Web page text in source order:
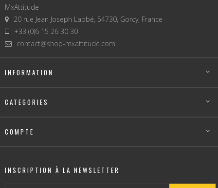
MxAttitude
20 rue Jean Joseph Labbé, 54730, Gorcy, France
+33 (0)6 15 26 30 30
contact@shop-mxattitude.com
INFORMATION 
CATEGORIES 
COMPTE 
INSCRIPTION À LA NEWSLETTER